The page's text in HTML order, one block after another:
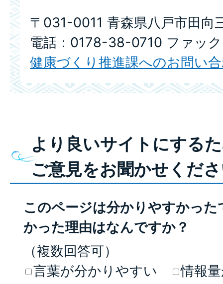
〒031-0011 青森県八戸市田向
電話：0178-38-0710 ファッ
健康づくり推進課へのお問い
より良いサイトにする
ご意見をお聞かせくだ
このページは分かりやすかっ
かった理由はなんですか？
（複数回答可）
言葉が分かりやすい
情報